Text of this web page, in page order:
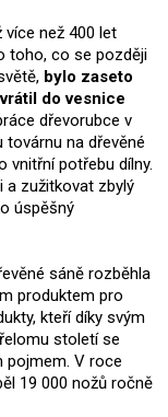
než 400 let
toho, co se později
bylo zaseto
do vesnice
dřevorubce v
na dřevěné
vnitřní potřebu dílny.
a zužitkovat zbylý
úspěšný
sáně rozběhla
produktem pro
kteří díky svým
století se
pojmem. V roce
19 000 nožů ročně